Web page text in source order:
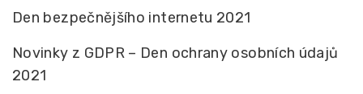
Den bezpečnějšího internetu 2021
Novinky z GDPR – Den ochrany osobních údajů
2021